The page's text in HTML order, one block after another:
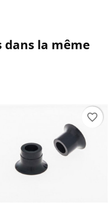
la même
favorite_border